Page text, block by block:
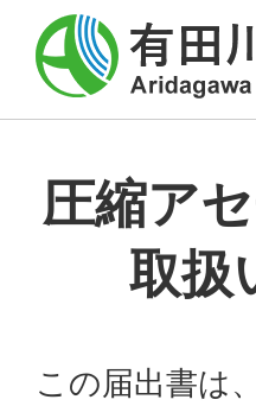
圧縮ア
取扱
この届出書は